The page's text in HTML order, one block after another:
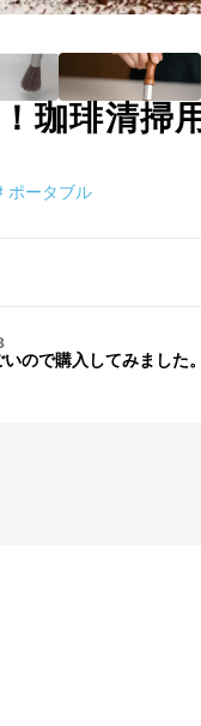
珈琲清掃
ポータブル
ので購入してみました